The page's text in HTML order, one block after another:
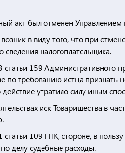
акт был отменен
в виду того, что при
сведения налогоплательщика.
статьи 159 Административного
по требованию истца
утратило силу иным
иск Товарищества в
статьи 109 ГПК, стороне, в
делу судебные расходы.